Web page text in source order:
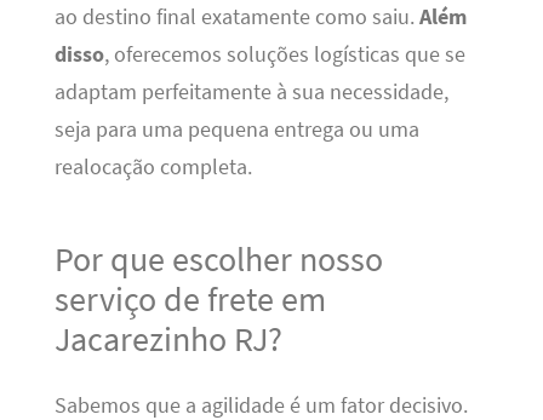
ao destino final exatamente como saiu. Além
disso, oferecemos soluções logísticas que se
adaptam perfeitamente à sua necessidade,
seja para uma pequena entrega ou uma
realocação completa.
Por que escolher nosso
serviço de frete em
Jacarezinho RJ?
Sabemos que a agilidade é um fator decisivo.